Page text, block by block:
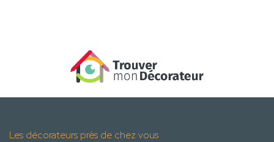
Les décorateurs près de chez vous